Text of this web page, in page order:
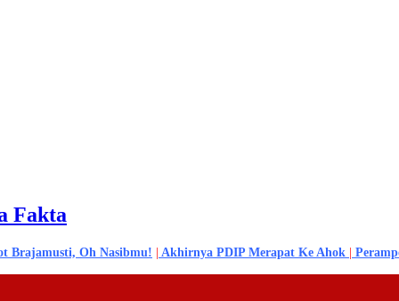
Fakta
Brajamusti, Oh Nasibmu! Akhirnya PDIP Merapat Ke Ahok